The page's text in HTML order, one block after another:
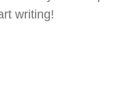
writing!